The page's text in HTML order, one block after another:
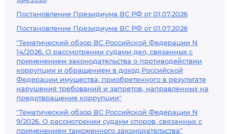
Постановление Президиума ВС РФ от 01.07.2026
Постановление Президиума ВС РФ от 01.07.2026
"Тематический обзор ВС Российской Федерации N
14/2026. О рассмотрении судами дел, связанных с
применением законодательства о противодействии
коррупции и обращением в доход Российской
Федерации имущества, приобретенного в результате
нарушения требований и запретов, направленных на
предотвращение коррупции"
"Тематический обзор ВС Российской Федерации N
9/2026. О рассмотрении судами споров, связанных с
применением таможенного законодательства"